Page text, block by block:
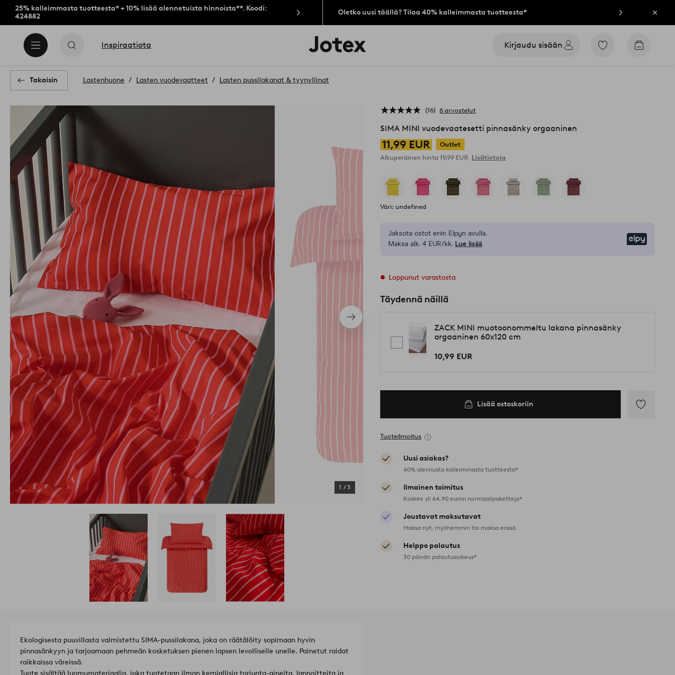
25% kalleimmasta tuotteesta* + 10% lisää alennetuista hinnoista**. Koodi:
424882
Oletko uusi täällä? Tilaa 40% kalleimmasta tuotteesta* Sulje
Inspiraatiota
Jotex-
logo
aloitussivulle
Kirjaudu sisään
Siirry
Siirry
Takaisin Lastenhuone Lasten vuodevaatteet Lasten pussilakanat & tyynyliinat
Seuraava
tuote
1 /3
16 6 arvostelut
SIMA MINI vuodevaatesetti pinnasänky orgaaninen
11,99 EUR
Outlet
Alkuperäinen hinta19,99 EUR Lisätietoja
Väri: undefined
Jaksota ostot eriin Elpyn avulla.
Maksa alk. 4 EUR/kk. Lue lisää
Loppunut varastosta
Täydennä näillä
ZACK MINI muotoonommeltu lakana pinnasänky
orgaaninen 60x120 cm
10,99 EUR
Lisää ostoskoriin
Tuoteilmoitus
Uusi asiakas?
40% alennusta kalleimmasta tuotteesta*
Ilmainen toimitus
Koskee yli 64,90 euron normaalipaketteja*
Joustavat maksutavat
Maksa nyt, myöhemmin tai maksa erissä
Helppo palautus
30 päivän palautusoikeus*
Ekologisesta puuvillasta valmistettu SIMA-pussilakana, joka on räätälöity sopimaan hyvin
pinnasänkyyn ja tarjoamaan pehmeän kosketuksen pienen lapsen levolliselle unelle. Painetut raidat
raikkaissa väreissä.
Tuote sisältää luomumateriaalia, joka tuotetaan ilman kemiallisia torjunta-aineita, lannoitteita ja